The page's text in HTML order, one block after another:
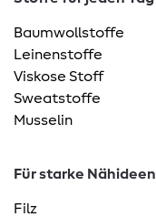
Baumwollstoffe
Leinenstoffe
Viskose Stoff
Sweatstoffe
Musselin
Für starke Nähideen
Filz